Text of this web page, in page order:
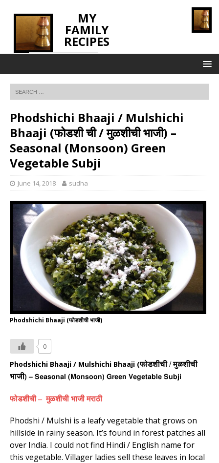
MY
FAMILY
RECIPES
Phodshichi Bhaaji / Mulshichi
Bhaaji (फोडशी ची / मुळशीची भाजी) –
Seasonal (Monsoon) Green
Vegetable Subji
June 14, 2018 sudha
Phodshichi Bhaaji (फोडशीची भाजी)
0
Phodshichi Bhaaji / Mulshichi Bhaaji (फोडशीची / मुळशीची
भाजी) – Seasonal (Monsoon) Green Vegetable Subji
फोडशीची – मुळशीची भाजी मराठी
Phodshi / Mulshi is a leafy vegetable that grows on
hillside in rainy season. It’s found in forest patches all
over India. I could not find Hindi / English name for
this vegetable. Villager ladies sell these leaves in local